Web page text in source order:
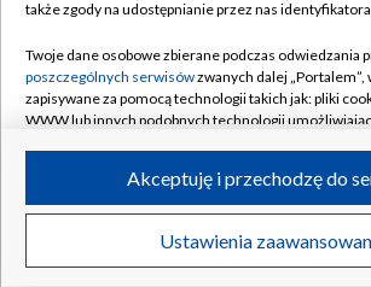
Rada Programowa
System NOS
Informacje o nadawcy
Program dla prasy
Ogłoszenie przetargowe
Kontakt
Kanały
©2026 Telewizja Polska S.A. w
także zgody na udostępnianie przez nas identyfikatora
Twoje dane osobowe zbierane podczas odwiedzania
poszczególnych serwisówzwanych dalej
zapisywane za pomocą technologii takich jak: pliki
WWW lub innych podobnych technologii
ruchu w Internecie.
Twoje dane osobowe zbierane podczas odwiedzania
poszczególnych serwisówna Portalu, takie jak adresy
Ustawienia
Akceptuję i przechodzę do